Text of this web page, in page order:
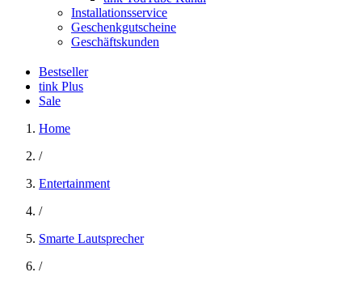
Installationsservice
Geschenkgutscheine
Geschäftskunden
Bestseller
tink Plus
Sale
Home
/
Entertainment
/
Smarte Lautsprecher
/